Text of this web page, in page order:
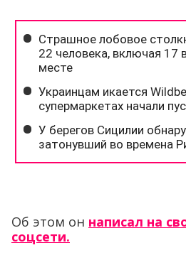
Об этом он написал на
соцсети.